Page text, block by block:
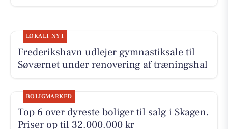
LOKALT NYT
Frederikshavn udlejer gymnastiksale til
Søværnet under renovering af træningshal
BOLIGMARKED
Top 6 over dyreste boliger til salg i Skagen.
Priser op til 32.000.000 kr